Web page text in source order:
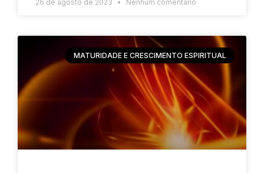
26 de agosto de 2023 Nenhum comentário
MATURIDADE E CRESCIMENTO ESPIRITUAL